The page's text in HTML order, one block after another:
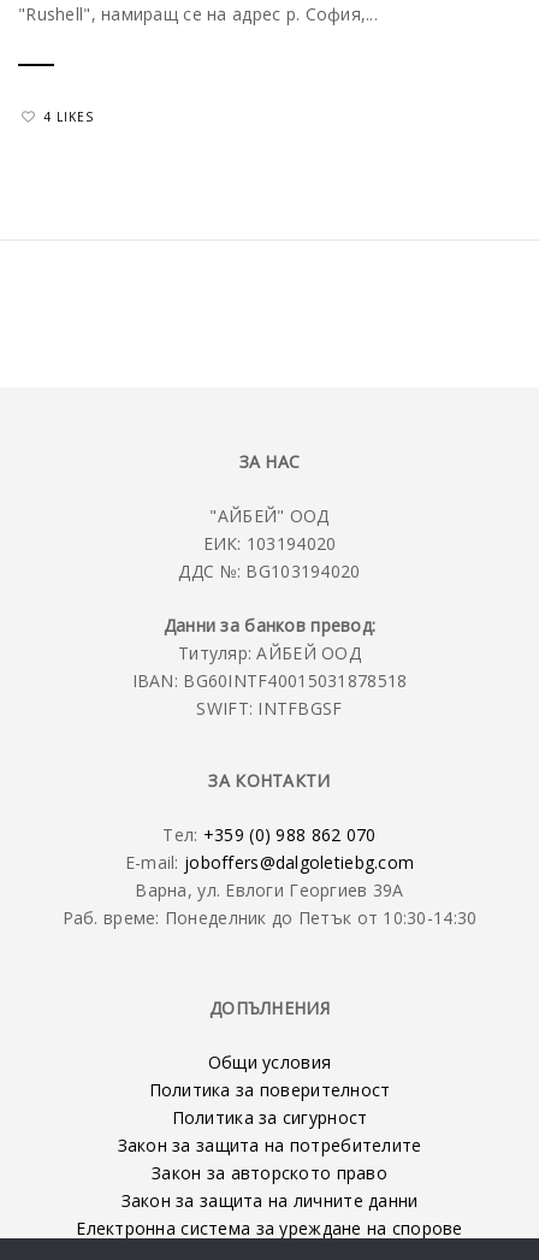
"Rushell", намиращ се на адрес р. София,...
4 LIKES
ЗА НАС
"АЙБЕЙ" ООД
ЕИК: 103194020
ДДС №: BG103194020
Данни за банков превод:
Титуляр: АЙБЕЙ ООД
IBAN: BG60INTF40015031878518
SWIFT: INTFBGSF
ЗА КОНТАКТИ
Тел: +359 (0) 988 862 070
E-mail: joboffers@dalgoletiebg.com
Варна, ул. Евлоги Георгиев 39А
Раб. време: Понеделник до Петък от 10:30-14:30
ДОПЪЛНЕНИЯ
Общи условия
Политика за поверителност
Политика за сигурност
Закон за защита на потребителите
Закон за авторското право
Закон за защита на личните данни
Електронна система за уреждане на спорове